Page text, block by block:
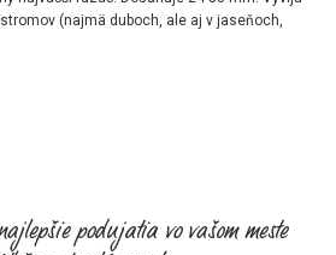
(najmä duboch, ale aj v jaseňoch,